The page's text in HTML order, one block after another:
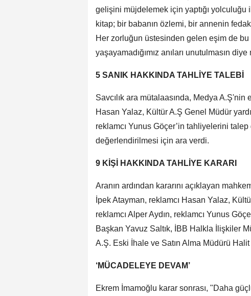
gelişini müjdelemek için yaptığı yolculuğu
kitap; bir babanın özlemi, bir annenin
Her zorluğun üstesinden gelen eşim de
yaşayamadığımız anıları unutulmasın
5 SANIK HAKKINDA TAHLİYE TALEBİ
Savcılık ara mütalaasında, Medya
Hasan Yalaz, Kültür A.Ş Genel Müdür
reklamcı Yunus Göçer’in tahliyelerini
değerlendirilmesi için ara verdi.
9 KİŞİ HAKKINDA TAHLİYE KARARI
Aranın ardından kararını açıklayan
İpek Atayman, reklamcı Hasan Yalaz,
reklamcı Alper Aydın, reklamcı Yunus
Başkan Yavuz Saltık, İBB Halkla İlişkiler
A.Ş. Eski İhale ve Satın Alma Müdürü
‘MÜCADELEYE DEVAM’
Ekrem İmamoğlu karar sonrası, "Daha